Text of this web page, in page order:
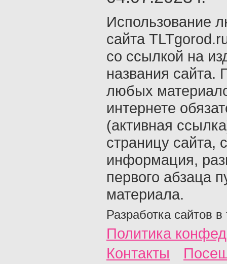
Использование
сайта
со ссылкой на
названия сайта.
любых
интернете
(активная
страницу сайта,
информация,
первого абзаца
материала.
Разработка сайтов в
Политика
Контакты